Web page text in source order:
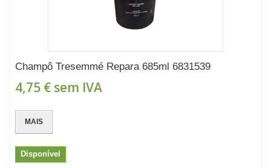
Champô Tresemmé Repara 685ml 6831539
4,75 € sem IVA
MAIS
Disponível